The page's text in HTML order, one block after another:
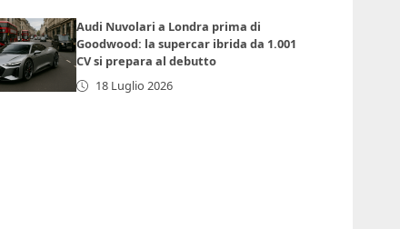
Audi Nuvolari a Londra prima di
Goodwood: la supercar ibrida da 1.001
CV si prepara al debutto
18 Luglio 2026